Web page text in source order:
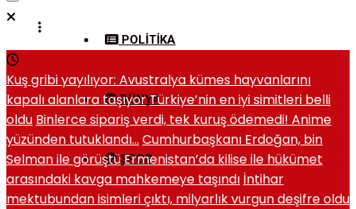
POLITIKA
DÜNYA
SPOR
Kuş gribi yayılıyor: Avustralya kümes hayvanlarını
kapalı alanlara taşıyorTürkiye’nin en iyi simitleri belli
oldu Binlerce sipariş verdi, tek kuruş ödemedi! Anime
yüzünden tutuklandı… Cumhurbaşkanı Erdoğan, bin
Selman ile görüştüErmenistan’da kilise ile hükümet
arasındaki kavga mahkemeye taşındı İntihar
mektubundan isimleri çıktı, milyarlık vurgun deşifre oldu